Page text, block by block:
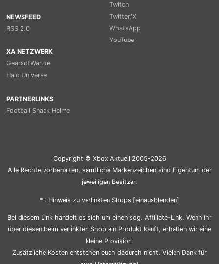
NEWSFEED
RSS 2.0
Twitch
Twitter/X
WhatsApp
YouTube
XA NETZWERK
GearsofWar.de
Halo Universe
PARTNERLINKS
Football Snack Helme
Copyright © Xbox Aktuell 2005-2026
Alle Rechte vorbehalten, sämtliche Markenzeichen sind Eigentum der
jeweiligen Besitzer.
* : Hinweis zu verlinkten Shops [einausblenden]
Bei diesem Link handelt es sich um einen sog. Affiliate-Link. Wenn ihr
über diesen beim verlinkten Shop ein Produkt kauft, erhalten wir eine
kleine Provision.
Zusätzliche Kosten entstehen euch dadurch nicht. Vielen Dank für